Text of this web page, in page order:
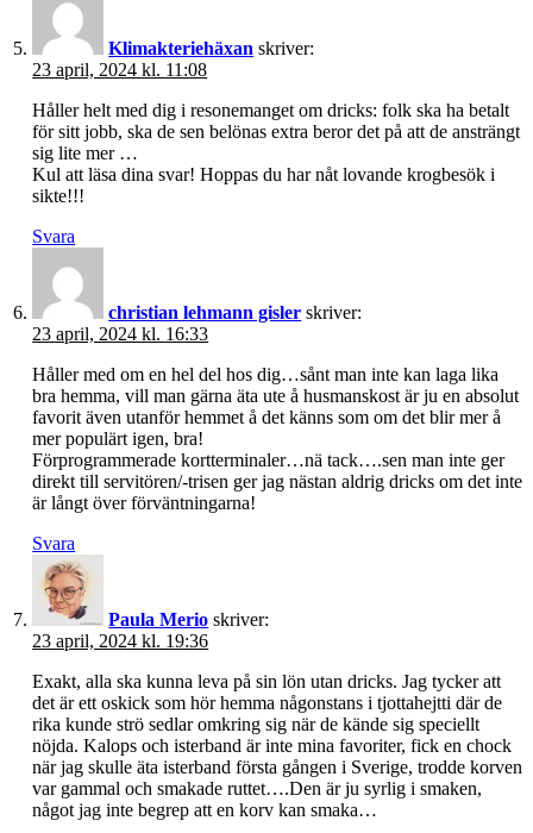
Klimakteriehäxan skriver:
23 april, 2024 kl. 11:08
Håller helt med dig i resonemanget om dricks: folk ska ha betalt
för sitt jobb, ska de sen belönas extra beror det på att de ansträngt
sig lite mer …
Kul att läsa dina svar! Hoppas du har nåt lovande krogbesök i
sikte!!!
Svara
christian lehmann gisler skriver:
23 april, 2024 kl. 16:33
Håller med om en hel del hos dig…sånt man inte kan laga lika
bra hemma, vill man gärna äta ute å husmanskost är ju en absolut
favorit även utanför hemmet å det känns som om det blir mer å
mer populärt igen, bra!
Förprogrammerade kortterminaler…nä tack….sen man inte ger
direkt till servitören/-trisen ger jag nästan aldrig dricks om det inte
är långt över förväntningarna!
Svara
Paula Merio skriver:
23 april, 2024 kl. 19:36
Exakt, alla ska kunna leva på sin lön utan dricks. Jag tycker att
det är ett oskick som hör hemma någonstans i tjottahejtti där de
rika kunde strö sedlar omkring sig när de kände sig speciellt
nöjda. Kalops och isterband är inte mina favoriter, fick en chock
när jag skulle äta isterband första gången i Sverige, trodde korven
var gammal och smakade ruttet….Den är ju syrlig i smaken,
något jag inte begrep att en korv kan smaka…